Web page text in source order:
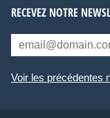
RECEVEZ NOTRE
Voir les précédentes